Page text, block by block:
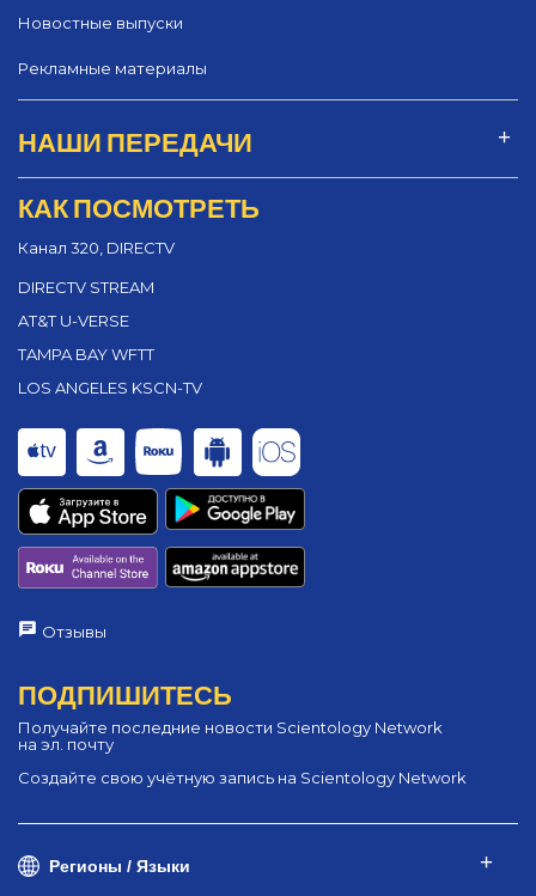
Новостные выпуски
Рекламные материалы
НАШИ ПЕРЕДАЧИ
КАК ПОСМОТРЕТЬ
Канал 320, DIRECTV
DIRECTV STREAM
AT&T U-VERSE
TAMPA BAY WFTT
LOS ANGELES KSCN-TV
Отзывы
ПОДПИШИТЕСЬ
Получайте последние новости Scientology Network
на эл. почту
Создайте свою учётную запись на Scientology Network
Регионы / Языки